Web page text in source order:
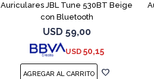
Auriculares JBL Tune 530BT Beige
con Bluetooth
USD 59,00
USD 50,15